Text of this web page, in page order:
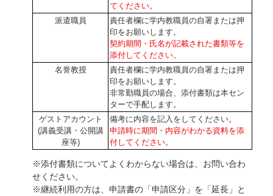
てください。
派遣職員
責任者欄に学内教職員の自署または押
印をお願いします。
契約期間・氏名が記載された書類等を
添付してください。
名誉教授
責任者欄に学内教職員の自署または押
印をお願いします。
非常勤職員の場合、添付書類は本セン
ターで手配します。
ゲストアカウント
(講義受講・公開講
座等)
備考に内容を記入をしてください。
申請時に期間・内容がわかる資料を添
付してください。
※添付書類についてよくわからない場合は、お問い合わ
せください。
※継続利用の方は、申請書の「申請区分」を「延長」と